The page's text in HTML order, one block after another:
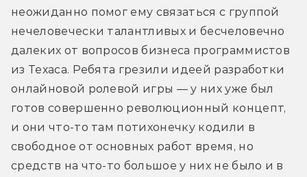
неожиданно помог ему связаться с группой
нечеловечески талантливых и бесчеловечно
далеких от вопросов бизнеса программистов
из Техаса. Ребята грезили идеей разработки
онлайновой ролевой игры — у них уже был
готов совершенно революционный концепт,
и они что-то там потихонечку кодили в
свободное от основных работ время, но
средств на что-то большое у них не было и в